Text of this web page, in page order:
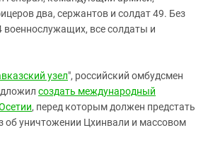
два, сержантов и солдат 49. Без
военнослужащих, все солдаты и
узел", российский омбудсмен
создать международный
, перед которым должен предстать
об уничтожении Цхинвали и массовом